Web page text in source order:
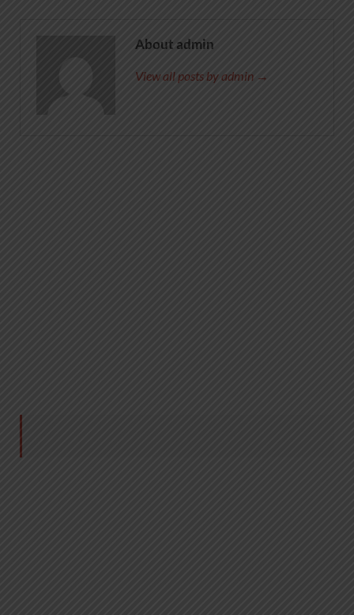
About admin
View all posts by admin →